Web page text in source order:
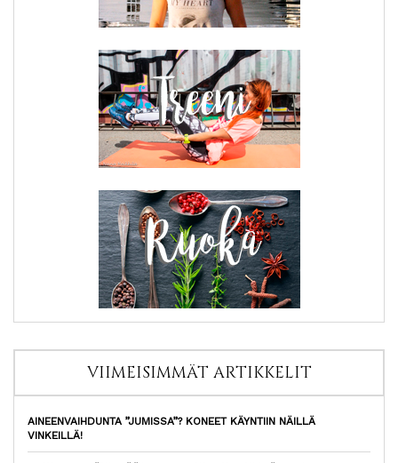
VIIMEISIMMÄT ARTIKKELIT
AINEENVAIHDUNTA ”JUMISSA”? KONEET KÄYNTIIN NÄILLÄ
VINKEILLÄ!